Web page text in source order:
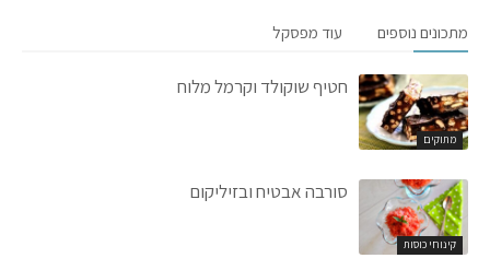
מתכונים נוספים עוד מפסקל
מתוקים
חטיף שוקולד וקרמל מלוח
קינוחי כוסות
סורבה אבטיח ובזיליקום